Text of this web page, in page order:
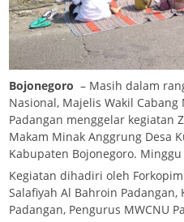
Bojonegoro – Masih dalam
Nasional, Majelis Wakil
Padangan menggelar kegiatan
Makam Minak Anggrung Desa
Kabupaten Bojonegoro. Minggu
Kegiatan dihadiri oleh
Salafiyah Al Bahroin Padangan,
Padangan, Pengurus MWCNU